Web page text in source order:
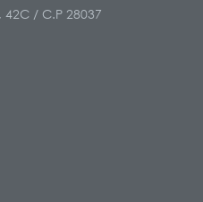
/ C.P 28037